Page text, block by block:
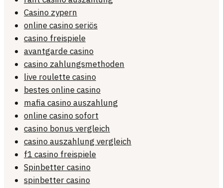
Casino zypern
online casino seriös
casino freispiele
avantgarde casino
casino zahlungsmethoden
live roulette casino
bestes online casino
mafia casino auszahlung
online casino sofort
casino bonus vergleich
casino auszahlung vergleich
f1 casino freispiele
Spinbetter casino
spinbetter casino